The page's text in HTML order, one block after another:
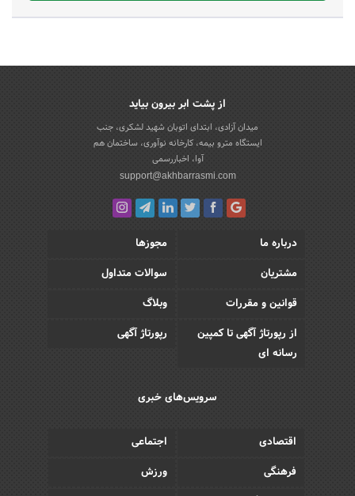
از پشت ابر بیرون بیاید
میدان آزادی، ابتدای اتوبان شهید لشکری، جنب
ایستگاه مترو بیمه، کارخانه نوآوری، ساختمان هم
آوا، اخباررسمی
support@akhbarrasmi.com
درباره ما
مجوزها
مشتریان
سوالات متداول
قوانین و مقررات
وبلاگ
از رپورتاژ آگهی تا کمپین
رسانه ای
رپورتاژ آگهی
سرویس‌های خبری
اقتصادی
اجتماعی
فرهنگی
ورزش